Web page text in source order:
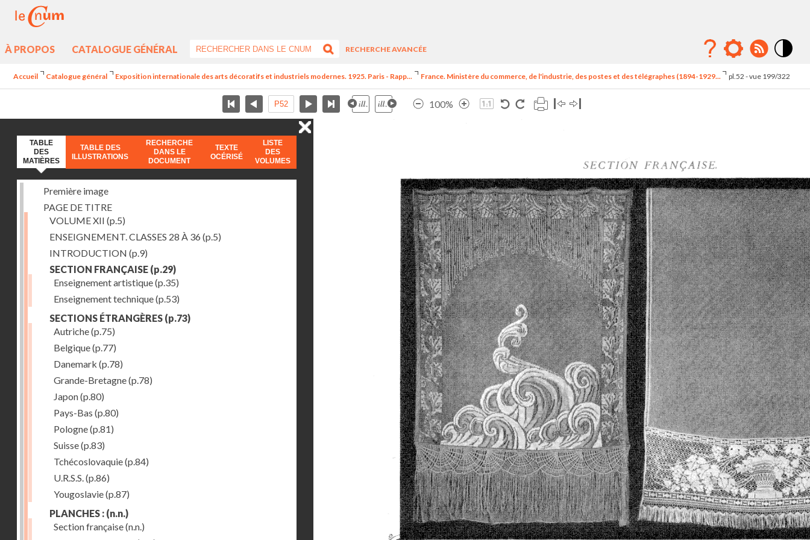
À PROPOS CATALOGUE GÉNÉRAL
RECHERCHE AVANCÉE
élévé
Accueil Catalogue général Exposition internationale des arts décoratifs et industriels modernes. 1925. Paris - Rapp... France. Ministère du commerce, de l'industrie, des postes et des télégraphes (1894-1929... pl.52 - vue 199/322
100%
TABLE
DES
MATIÈRES
TABLE DES
ILLUSTRATIONS
RECHERCHE
DANS LE
DOCUMENT
TEXTE
OCÉRISÉ
LISTE
DES
VOLUMES
Première image
PAGE DE TITRE
VOLUME XII (p.5)
ENSEIGNEMENT. CLASSES 28 À 36 (p.5)
INTRODUCTION (p.9)
SECTION FRANÇAISE (p.29)
Enseignement artistique(p.35)
Enseignement technique(p.53)
SECTIONS ÉTRANGÈRES (p.73)
Autriche(p.75)
Belgique(p.77)
Danemark (p.78)
Grande-Bretagne(p.78)
Japon(p.80)
Pays-Bas (p.80)
Pologne(p.81)
Suisse(p.83)
Tchécoslovaquie(p.84)
U.R.S.S.(p.86)
Yougoslavie(p.87)
PLANCHES : (n.n.)
Section française(n.n.)